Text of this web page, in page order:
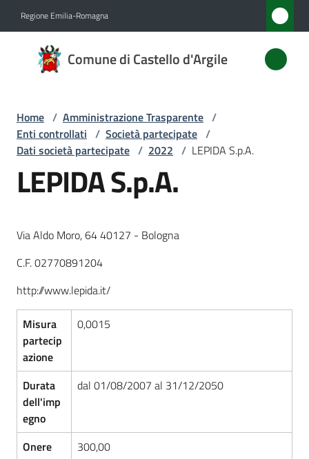
Regione Emilia-Romagna
Comune di Castello d'Argile
Comune
di
d'Argile
Amministrazione
Menu selezionato
Servizi
Vivere
Castello
d'Argile
Amministrazione
Trasparente
Menu selezionato
Home / Amministrazione Trasparente /
Enti controllati / Società partecipate /
Dati società partecipate / 2022 / LEPIDA S.p.A.
LEPIDA S.p.A.
Via Aldo Moro, 64 40127 - Bologna
C.F. 02770891204
http://www.lepida.it/
Misura
partecip
azione
0,0015
Durata
dell'imp
egno
dal 01/08/2007 al 31/12/2050
Onere
300,00